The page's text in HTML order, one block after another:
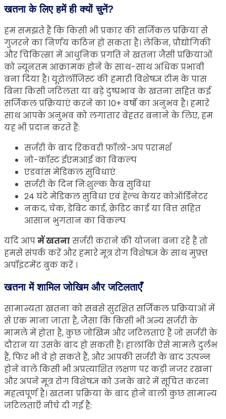
खतना के लिए हमें ही क्यों चुनें?
हम समझते हैं कि किसी भी प्रकार की सर्जिकल प्रक्रिया से
गुजरने का निर्णय कठिन हो सकता है। लेकिन, प्रौद्योगिकी
और चिकित्सा में आधुनिक प्रगति ने खतना जैसी प्रक्रियाओं
को न्यूनतम आक्रामक होने के साथ-साथ अधिक प्रभावी
बना दिया है। यूरोलॉजिस्ट की हमारी विशेषज्ञ टीम के पास
बिना किसी जटिलता या बड़े दुष्प्रभाव के खतना सहित कई
सर्जिकल प्रक्रियाएं करने का 10+ वर्षों का अनुभव है। हमारे
साथ आपके अनुभव को लगातार बेहतर बनाने के लिए, हम
यह भी प्रदान करते हैं:
सर्जरी के बाद रिकवरी फॉलो-अप परामर्श
नो-कॉस्ट ईएमआई का विकल्प
एडवांस मेडिकल सुविधाएं
सर्जरी के दिन निःशुल्क कैब सुविधा
24 घंटे मेडिकल सुविधा एवं हेल्थ केयर कोऑर्डिनेटर
नकद, चेक, डेबिट कार्ड, क्रेडिट कार्ड या वित्त सहित
आसान भुगतान का विकल्प
यदि आपमें खतनासर्जरी कराने की योजना बना रहे हैं तो
हमसे संपर्क करें और हमारे मूत्र रोग विशेषज्ञ के साथ मुफ़्त
अपॉइंटमेंट बुक करें ।
खतना में शामिल जोखिम और जटिलताएँ
सामान्यता खतना को सबसे सुरक्षित सर्जिकल प्रक्रियाओं में
से एक माना जाता है, जैसा कि किसी भी अन्य सर्जरी के
मामले में होता है, कुछ जोखिम और जटिलताएं हैं जो सर्जरी के
दौरान या उसके बाद हो सकती हैं। हालांकि ऐसे मामले दुर्लभ
हैं, फिर भी वे हो सकते हैं, और आपकी सर्जरी के बाद उत्पन्न
होने वाले किसी भी अप्रत्याशित लक्षण पर कड़ी नजर रखना
और अपने मूत्र रोग विशेषज्ञ को उनके बारे में सूचित करना
महत्वपूर्ण है। खतना प्रक्रिया के बाद होने वाली कुछ सामान्य
जटिलताएँ नीचे दी गई हैं: